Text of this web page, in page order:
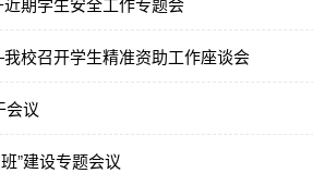
校召开学生精准资助工作座谈会
会议
”建设专题会议